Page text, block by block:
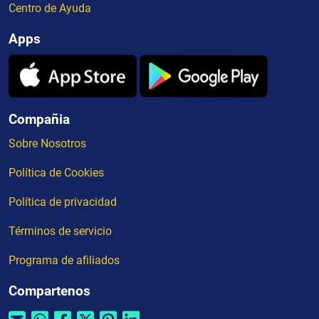
Centro de Ayuda
Apps
Compañia
Sobre Nosotros
Política de Cookies
Política de privacidad
Términos de servicio
Programa de afiliados
Compartenos